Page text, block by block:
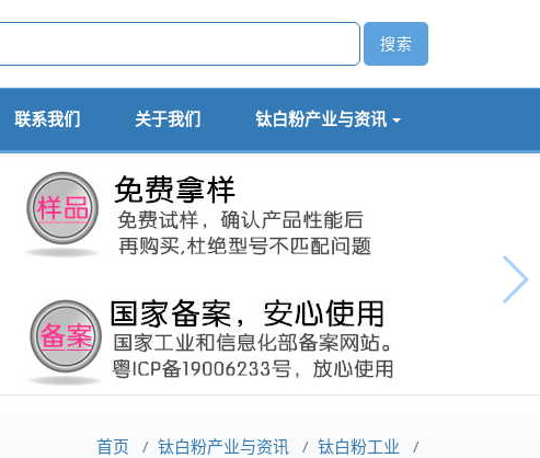
联系我们 关于我们 钛白粉产业与资讯
首页 / 钛白粉产业与资讯 / 钛白粉工业 /